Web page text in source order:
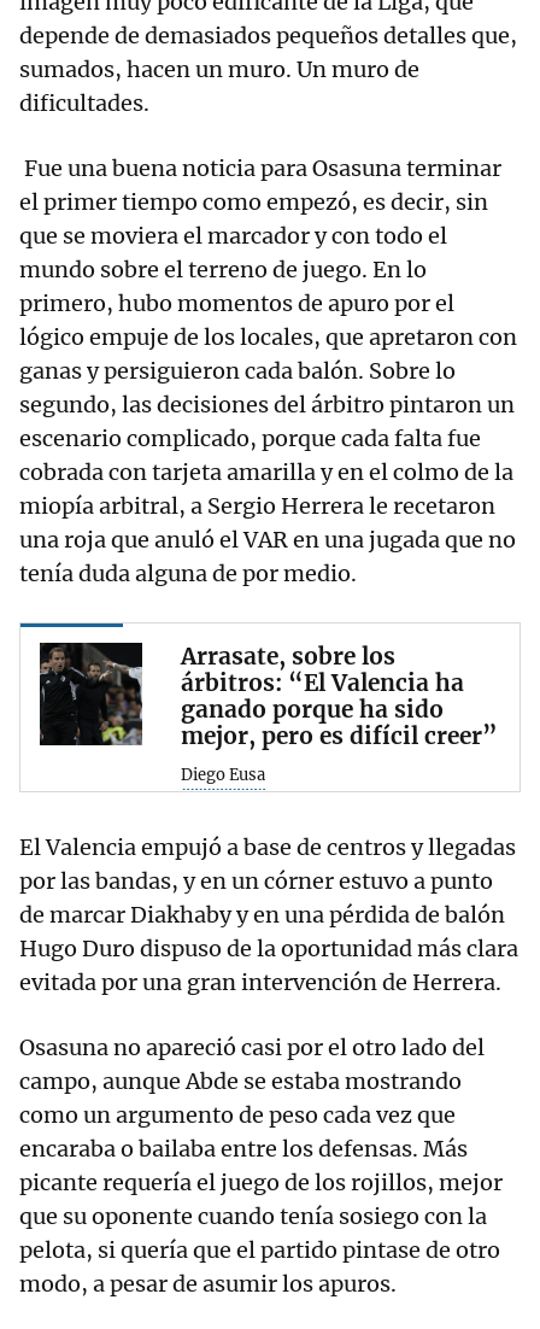
depende de demasiados pequeños detalles que,
sumados, hacen un muro. Un muro de
dificultades.
Fue una buena noticia para Osasuna terminar
el primer tiempo como empezó, es decir, sin
que se moviera el marcador y con todo el
mundo sobre el terreno de juego. En lo
primero, hubo momentos de apuro por el
lógico empuje de los locales, que apretaron con
ganas y persiguieron cada balón. Sobre lo
segundo, las decisiones del árbitro pintaron un
escenario complicado, porque cada falta fue
cobrada con tarjeta amarilla y en el colmo de la
miopía arbitral, a Sergio Herrera le recetaron
una roja que anuló el VAR en una jugada que no
tenía duda alguna de por medio.
Arrasate, sobre los
árbitros: “El Valencia ha
ganado porque ha sido
mejor, pero es difícil creer”
Diego Eusa
El Valencia empujó a base de centros y llegadas
por las bandas, y en un córner estuvo a punto
de marcar Diakhaby y en una pérdida de balón
Hugo Duro dispuso de la oportunidad más clara
evitada por una gran intervención de Herrera.
Osasuna no apareció casi por el otro lado del
campo, aunque Abde se estaba mostrando
como un argumento de peso cada vez que
encaraba o bailaba entre los defensas. Más
picante requería el juego de los rojillos, mejor
que su oponente cuando tenía sosiego con la
pelota, si quería que el partido pintase de otro
modo, a pesar de asumir los apuros.